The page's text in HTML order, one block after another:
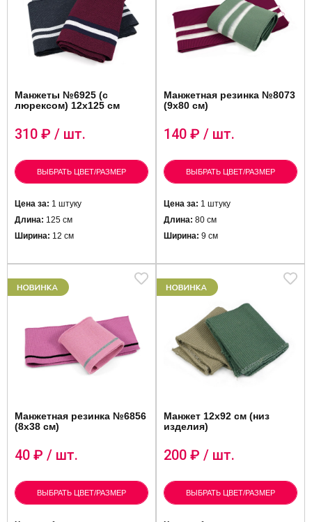
Манжеты №6925 (с
люрексом) 12х125 см
310 ₽ / шт.
ВЫБРАТЬ ЦВЕТ/РАЗМЕР
Цена за: 1 штуку
Длина: 125 см
Ширина: 12 см
Манжетная резинка №8073
(9х80 см)
140 ₽ / шт.
ВЫБРАТЬ ЦВЕТ/РАЗМЕР
Цена за: 1 штуку
Длина: 80 см
Ширина: 9 см
Манжетная резинка №6856
(8х38 см)
40 ₽ / шт.
ВЫБРАТЬ ЦВЕТ/РАЗМЕР
Манжет 12х92 см (низ
изделия)
200 ₽ / шт.
ВЫБРАТЬ ЦВЕТ/РАЗМЕР